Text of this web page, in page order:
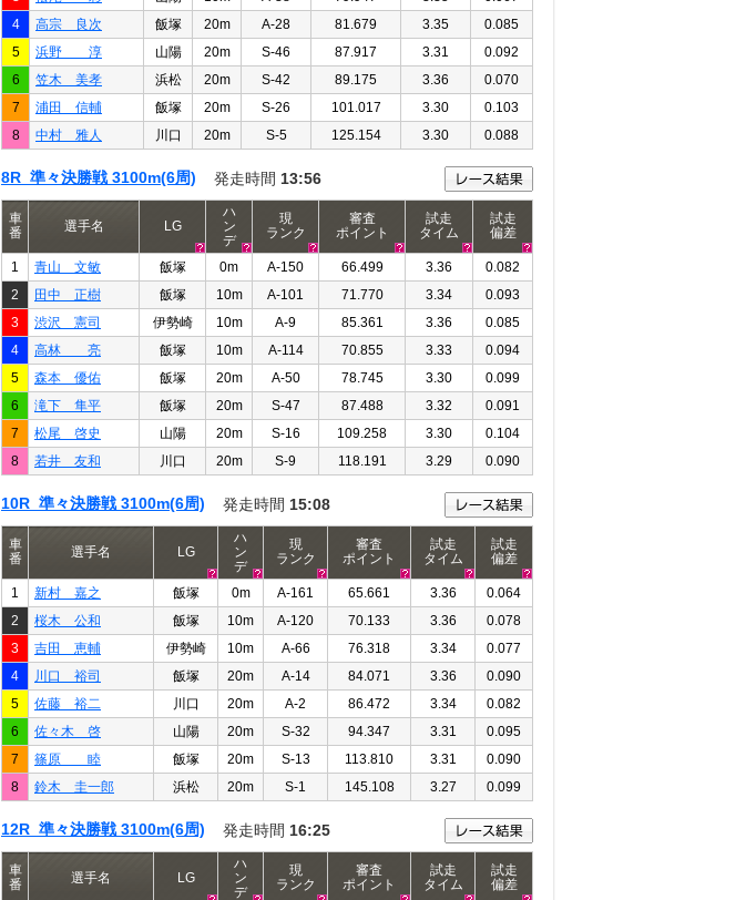
4 高宗 良次 飯塚 20m A-28 81.679 3.35 0.085
5 浜野 淳 山陽 20m S-46 87.917 3.31 0.092
6 笠木 美孝 浜松 20m S-42 89.175 3.36 0.070
7 浦田 信輔 飯塚 20m S-26 101.017 3.30 0.103
8 中村 雅人 川口 20m S-5 125.154 3.30 0.088
8R 準々決勝戦 3100m(6周) 発走時間 13:56
車
番
選手名 LG
ハ
ン
デ
現
ランク
審査
ポイント
試走
タイム
試走
偏差
1 青山 文敏 飯塚 0m A-150 66.499 3.36 0.082
2 田中 正樹 飯塚 10m A-101 71.770 3.34 0.093
3 渋沢 憲司 伊勢崎 10m A-9 85.361 3.36 0.085
4 高林 亮 飯塚 10m A-114 70.855 3.33 0.094
5 森本 優佑 飯塚 20m A-50 78.745 3.30 0.099
6 滝下 隼平 飯塚 20m S-47 87.488 3.32 0.091
7 松尾 啓史 山陽 20m S-16 109.258 3.30 0.104
8 若井 友和 川口 20m S-9 118.191 3.29 0.090
10R 準々決勝戦 3100m(6周) 発走時間 15:08
車
番
選手名 LG
ハ
ン
デ
現
ランク
審査
ポイント
試走
タイム
試走
偏差
1 新村 嘉之 飯塚 0m A-161 65.661 3.36 0.064
2 桜木 公和 飯塚 10m A-120 70.133 3.36 0.078
3 吉田 恵輔 伊勢崎 10m A-66 76.318 3.34 0.077
4 川口 裕司 飯塚 20m A-14 84.071 3.36 0.090
5 佐藤 裕二 川口 20m A-2 86.472 3.34 0.082
6 佐々木 啓 山陽 20m S-32 94.347 3.31 0.095
7 篠原 睦 飯塚 20m S-13 113.810 3.31 0.090
8 鈴木 圭一郎 浜松 20m S-1 145.108 3.27 0.099
12R 準々決勝戦 3100m(6周) 発走時間 16:25
車
番
選手名 LG
ハ
ン
デ
現
ランク
審査
ポイント
試走
タイム
試走
偏差